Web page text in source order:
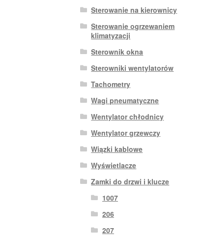
Sterowanie na kierownicy
Sterowanie ogrzewaniem
klimatyzacji
Sterownik okna
Sterowniki wentylatorów
Tachometry
Wagi pneumatyczne
Wentylator chłodnicy
Wentylator grzewczy
Wiązki kablowe
Wyświetlacze
Zamki do drzwi i klucze
1007
206
207